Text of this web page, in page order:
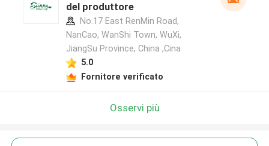
del produttore
No.17 East RenMin Road,
NanCao, WanShi Town, WuXi,
JiangSu Province, China ,Cina
5.0
Fornitore verificato
Osservi più